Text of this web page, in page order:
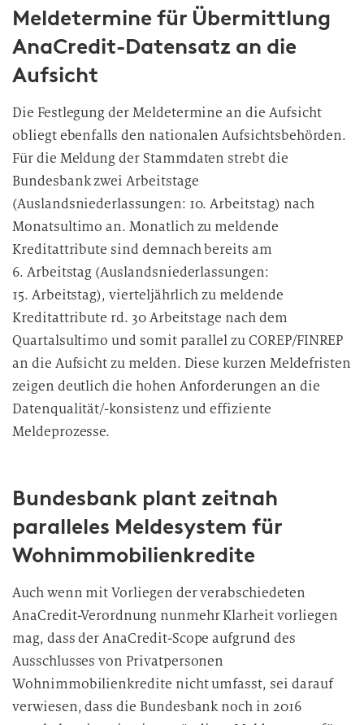
Meldetermine für Übermittlung
AnaCredit-Datensatz an die
Aufsicht
Die Festlegung der Meldetermine an die Aufsicht
obliegt ebenfalls den nationalen Aufsichtsbehörden.
Für die Meldung der Stammdaten strebt die
Bundesbank zwei Arbeitstage
(Auslandsniederlassungen: 10. Arbeitstag) nach
Monatsultimo an. Monatlich zu meldende
Kreditattribute sind demnach bereits am
6. Arbeitstag (Auslandsniederlassungen:
15. Arbeitstag), vierteljährlich zu meldende
Kreditattribute rd. 30 Arbeitstage nach dem
Quartalsultimo und somit parallel zu COREP/FINREP
an die Aufsicht zu melden. Diese kurzen Meldefristen
zeigen deutlich die hohen Anforderungen an die
Datenqualität/-konsistenz und effiziente
Meldeprozesse.
Bundesbank plant zeitnah
paralleles Meldesystem für
Wohnimmobilienkredite
Auch wenn mit Vorliegen der verabschiedeten
AnaCredit-Verordnung nunmehr Klarheit vorliegen
mag, dass der AnaCredit-Scope aufgrund des
Ausschlusses von Privatpersonen
Wohnimmobilienkredite nicht umfasst, sei darauf
verwiesen, dass die Bundesbank noch in 2016